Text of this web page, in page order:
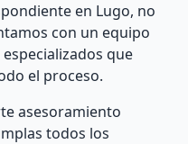
en Lugo, no
con un equipo
que
el proceso.
asesoramiento
todos los